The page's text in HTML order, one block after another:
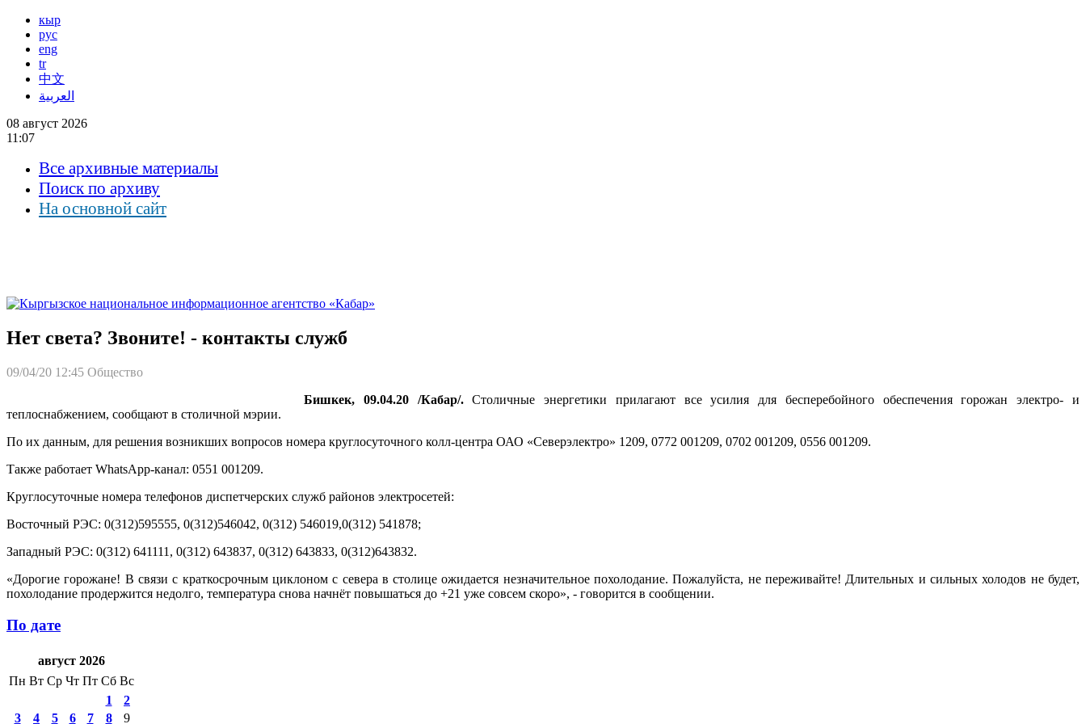
кыр
рус
eng
tr
中文
العربية
08 август 2026
11:07
Все архивные материалы
Поиск по архиву
На основной сайт
Нет света? Звоните! - контакты служб
09/04/20 12:45 Общество
Бишкек, 09.04.20 /Кабар/.Столичные энергетики прилагают все усилия для бесперебойного обеспечения горожан электро- и
теплоснабжением, сообщают в столичной мэрии.
По их данным, для решения возникших вопросов номера круглосуточного колл-центра ОАО «Северэлектро» 1209, 0772 001209, 0702 001209, 0556 001209.
Также работает WhatsApp-канал: 0551 001209.
Круглосуточные номера телефонов диспетчерских служб районов электросетей:
Восточный РЭС: 0(312)595555, 0(312)546042, 0(312) 546019,0(312) 541878;
Западный РЭС: 0(312) 641111, 0(312) 643837, 0(312) 643833, 0(312)643832.
«Дорогие горожане! В связи с краткосрочным циклоном с севера в столице ожидается незначительное похолодание. Пожалуйста, не переживайте! Длительных и сильных холодов не будет,
похолодание продержится недолго, температура снова начнёт повышаться до +21 уже совсем скоро», - говорится в сообщении.
По дате
август 2026
Пн Вт Ср Чт Пт Сб Вс
1
2
3
4 5 6 7 8 9